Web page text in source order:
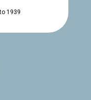
1939